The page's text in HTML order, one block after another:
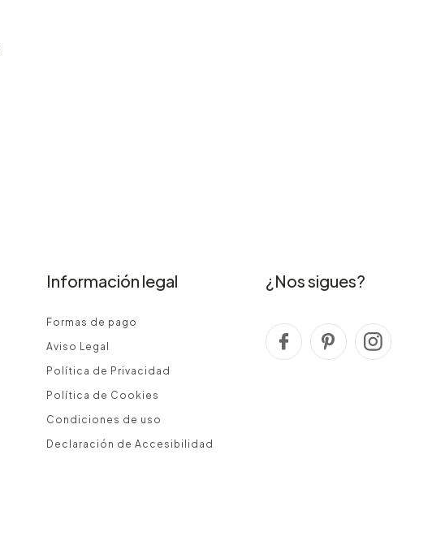
Información legal
Formas de pago
Aviso Legal
Política de Privacidad
Política de Cookies
Condiciones de uso
Declaración de Accesibilidad
¿Nos sigues?